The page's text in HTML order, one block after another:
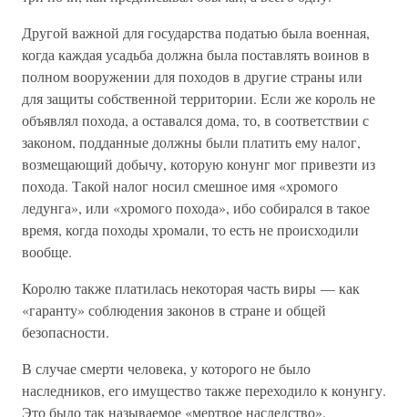
Другой важной для государства податью была военная,
когда каждая усадьба должна была поставлять воинов в
полном вооружении для походов в другие страны или
для защиты собственной территории. Если же король не
объявлял похода, а оставался дома, то, в соответствии с
законом, подданные должны были платить ему налог,
возмещающий добычу, которую конунг мог привезти из
похода. Такой налог носил смешное имя «хромого
ледунга», или «хромого похода», ибо собирался в такое
время, когда походы хромали, то есть не происходили
вообще.
Королю также платилась некоторая часть виры — как
«гаранту» соблюдения законов в стране и общей
безопасности.
В случае смерти человека, у которого не было
наследников, его имущество также переходило к конунгу.
Это было так называемое «мертвое наследство».